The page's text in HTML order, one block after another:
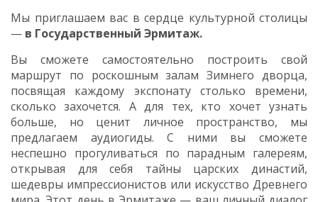
Мы приглашаем вас в сердце культурной столицы
— в Государственный Эрмитаж.
Вы сможете самостоятельно построить свой
маршрут по роскошным залам Зимнего дворца,
посвящая каждому экспонату столько времени,
сколько захочется. А для тех, кто хочет узнать
больше, но ценит личное пространство, мы
предлагаем аудиогиды. С ними вы сможете
неспешно прогуливаться по парадным галереям,
открывая для себя тайны царских династий,
шедевры импрессионистов или искусство Древнего